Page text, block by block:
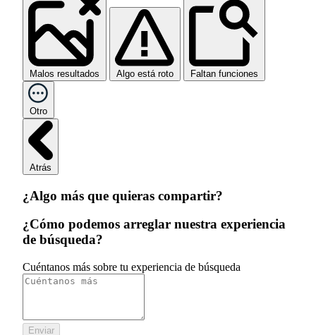
Malos resultados Algo está roto Faltan funciones
Otro
Atrás
¿Algo más que quieras compartir?
¿Cómo podemos arreglar nuestra experiencia
de búsqueda?
Cuéntanos más sobre tu experiencia de búsqueda
Enviar